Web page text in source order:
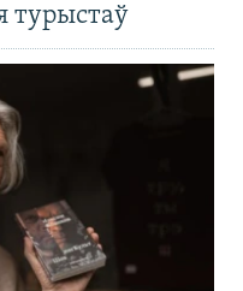
турыстаў